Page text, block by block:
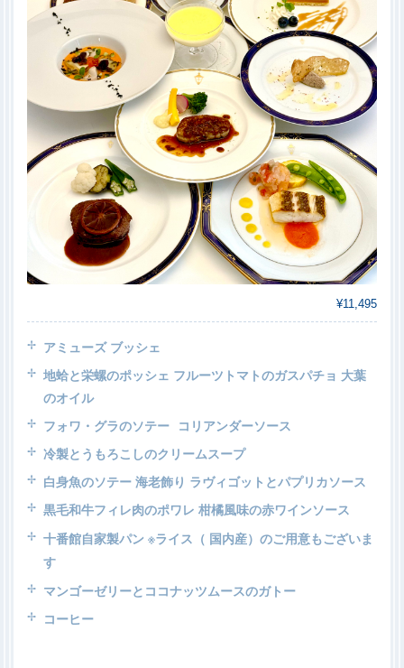
¥11,495
アミューズ ブッシェ
地蛤と栄螺のポッシェ フルーツトマトのガスパチョ 大葉
のオイル
フォワ・グラのソテー コリアンダーソース
冷製とうもろこしのクリームスープ
白身魚のソテー 海老飾り ラヴィゴットとパプリカソース
黒毛和牛フィレ肉のポワレ 柑橘風味の赤ワインソース
十番館自家製パン ※ライス（ 国内産）のご用意もございま
す
マンゴーゼリーとココナッツムースのガトー
コーヒー